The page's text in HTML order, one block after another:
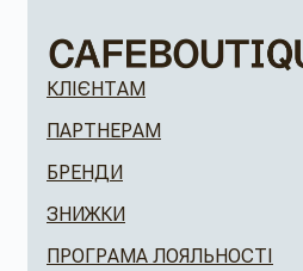
КЛІЄНТАМ
ПАРТНЕРАМ
БРЕНДИ
ЗНИЖКИ
ПРОГРАМА ЛОЯЛЬНОСТІ